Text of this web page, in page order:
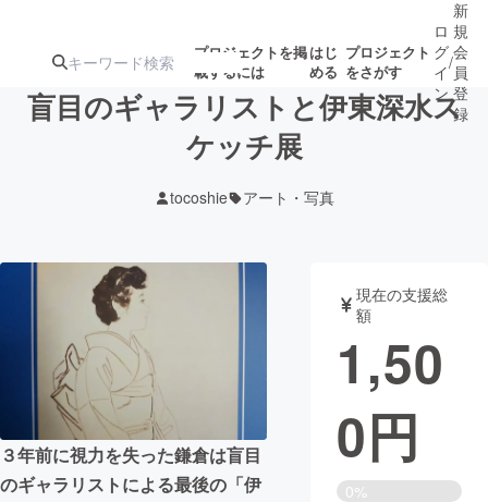
プロジェクトを掲
載するには
はじ
める
プロジェクト
をさがす
ジェクト
募集終了が近いプ
ロジェクト
アート・写真 音楽
テクノロジー・ガジェット ゲーム・サ
映像・映画 書籍・雑誌
ビジネス・起業 チャレンジ
ロ
グ
イ
ン
/
新
規
会
員
登
録
盲目のギャラリストと伊東深水ス
ケッチ展
tocoshie アート・写真
３年前に視力を失った鎌倉は盲目
のギャラリストによる最後の「伊
現在の支援総
額
1,50
0円
0%